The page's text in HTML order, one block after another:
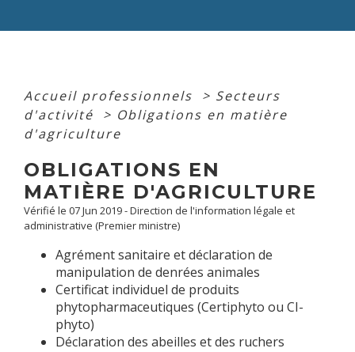
Accueil professionnels > Secteurs
d'activité
> Obligations en matière
d'agriculture
OBLIGATIONS EN
MATIÈRE D'AGRICULTURE
Vérifié le 07 Jun 2019 - Direction de l'information légale et
administrative (Premier ministre)
Agrément sanitaire et déclaration de
manipulation de denrées animales
Certificat individuel de produits
phytopharmaceutiques (Certiphyto ou CI-
phyto)
Déclaration des abeilles et des ruchers